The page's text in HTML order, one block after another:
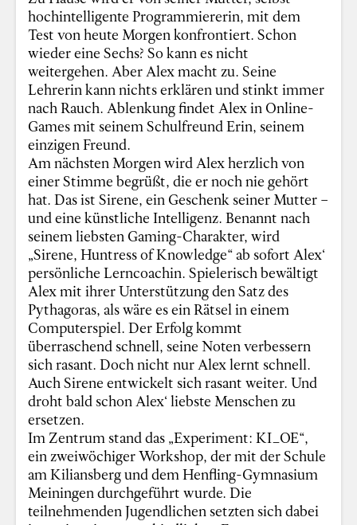
hochintelligente Programmiererin, mit dem
Test von heute Morgen konfrontiert. Schon
wieder eine Sechs? So kann es nicht
weitergehen. Aber Alex macht zu. Seine
Lehrerin kann nichts erklären und stinkt immer
nach Rauch. Ablenkung findet Alex in Online-
Games mit seinem Schulfreund Erin, seinem
einzigen Freund.
Am nächsten Morgen wird Alex herzlich von
einer Stimme begrüßt, die er noch nie gehört
hat. Das ist Sirene, ein Geschenk seiner Mutter –
und eine künstliche Intelligenz. Benannt nach
seinem liebsten Gaming-Charakter, wird
„Sirene, Huntress of Knowledge“ ab sofort Alex‘
persönliche Lerncoachin. Spielerisch bewältigt
Alex mit ihrer Unterstützung den Satz des
Pythagoras, als wäre es ein Rätsel in einem
Computerspiel. Der Erfolg kommt
überraschend schnell, seine Noten verbessern
sich rasant. Doch nicht nur Alex lernt schnell.
Auch Sirene entwickelt sich rasant weiter. Und
droht bald schon Alex‘ liebste Menschen zu
ersetzen.
Im Zentrum stand das „Experiment: KI_OE“,
ein zweiwöchiger Workshop, der mit der Schule
am Kiliansberg und dem Henfling-Gymnasium
Meiningen durchgeführt wurde. Die
teilnehmenden Jugendlichen setzten sich dabei